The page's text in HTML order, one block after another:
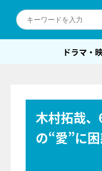
ドラマ・
木村拓哉
の“愛”に